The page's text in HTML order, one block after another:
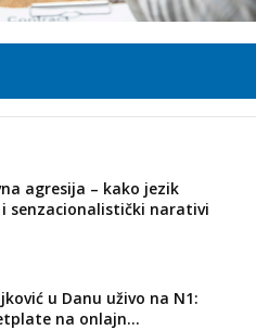
agresija – kako jezik
senzacionalistički narativi
u Danu uživo na N1:
na onlajn...